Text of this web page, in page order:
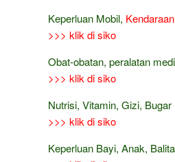
Keperluan Mobil, Kendaraan
>>> klik di siko
Obat-obatan, peralatan
>>> klik di siko
Nutrisi, Vitamin, Gizi, Bugar
>>> klik di siko
Keperluan Bayi, Anak,